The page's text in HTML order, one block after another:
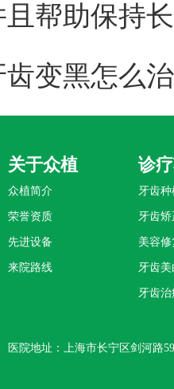
帮助保持
齿变黑怎么
关于众植
众植简介
荣誉资质
先进设备
来院路线
诊
牙齿种
牙齿矫
美容修
牙齿美
牙齿治
医院地址：上海市长宁区剑河路